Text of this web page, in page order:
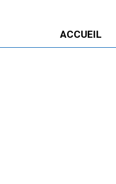
ACCUEIL